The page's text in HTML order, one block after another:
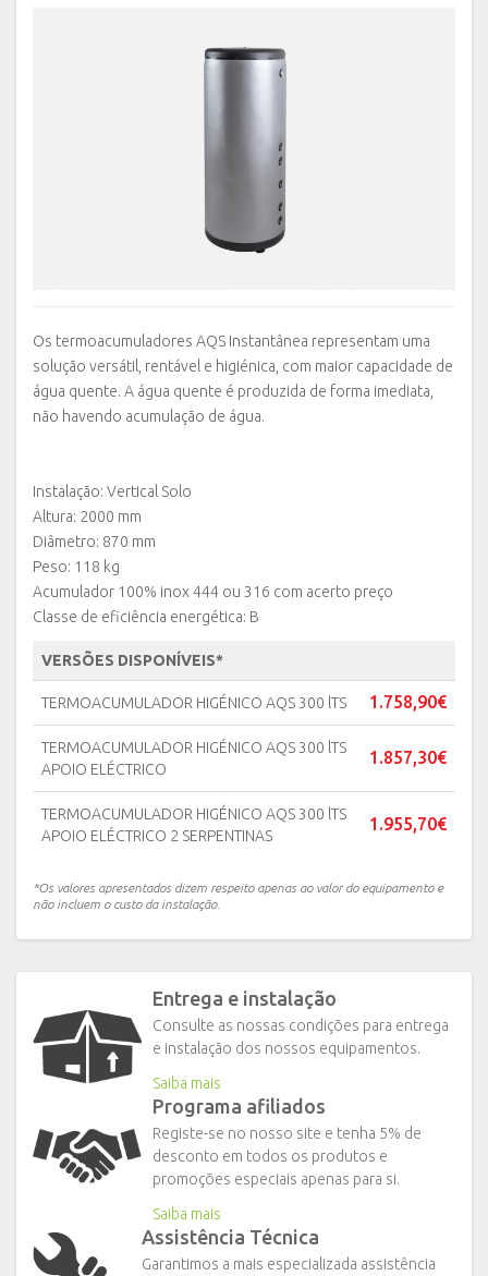
Os termoacumuladores AQS Instantânea representam uma
solução versátil, rentável e higiénica, com maior capacidade de
água quente. A água quente é produzida de forma imediata,
não havendo acumulação de água.
Instalação: Vertical Solo
Altura: 2000 mm
Diâmetro: 870 mm
Peso: 118 kg
Acumulador 100% inox 444 ou 316 com acerto preço
Classe de eficiência energética: B
VERSÕES DISPONÍVEIS*
TERMOACUMULADOR HIGÉNICO AQS 300 lTS 1.758,90€
TERMOACUMULADOR HIGÉNICO AQS 300 lTS
APOIO ELÉCTRICO
1.857,30€
TERMOACUMULADOR HIGÉNICO AQS 300 lTS
APOIO ELÉCTRICO 2 SERPENTINAS
1.955,70€
*Os valores apresentados dizem respeito apenas ao valor do equipamento e
não incluem o custo da instalação.
Entrega e instalação
Consulte as nossas condições para entrega
e instalação dos nossos equipamentos.
Saiba mais
Programa afiliados
Registe-se no nosso site e tenha 5% de
desconto em todos os produtos e
promoções especiais apenas para si.
Saiba mais
Assistência Técnica
Garantimos a mais especializada assistência